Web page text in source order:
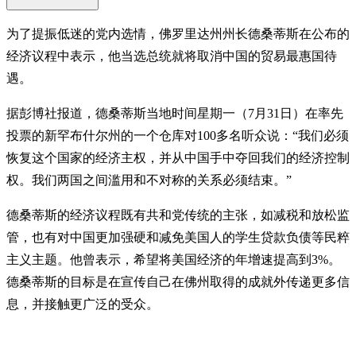
为了提振低迷的党内选情，佛罗里达州州长德桑蒂斯在公布的
经济议程中表示，他当选总统就将取消中国的贸易最惠国待
遇。
据彭博社报道，德桑蒂斯当地时间星期一（7月31日）在率先
投票的新罕布什尔州的一个仓库对100多名听众说：“我们必须
恢复这个国家的经济主权，并从中国手中夺回我们的经济控制
权。我们两国之间滥用和不对称的关系必须结束。”
德桑蒂斯的经济议程既有共和党传统的主张，如减税和放松监
管，也有对中国更加强硬和减免美国人的学生贷款负债等民粹
主义主题。他曾表示，希望将美国经济的年增速提高到3%。
德桑蒂斯的目标是在宣传自己在佛州取得的成就外传递更多信
息，并接触更广泛的受众。